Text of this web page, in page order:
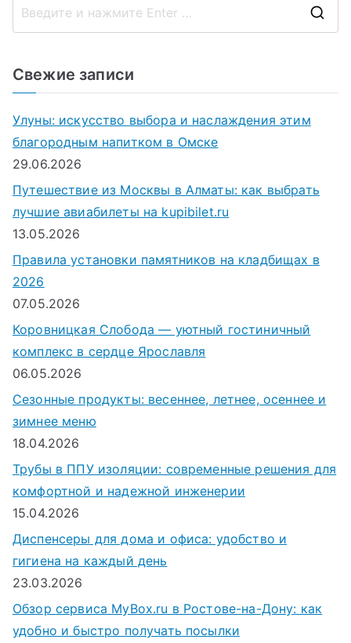
Свежие записи
Улуны: искусство выбора и наслаждения этим
благородным напитком в Омске
29.06.2026
Путешествие из Москвы в Алматы: как выбрать
лучшие авиабилеты на kupibilet.ru
13.05.2026
Правила установки памятников на кладбищах в
2026
07.05.2026
Коровницкая Слобода — уютный гостиничный
комплекс в сердце Ярославля
06.05.2026
Сезонные продукты: весеннее, летнее, осеннее и
зимнее меню
18.04.2026
Трубы в ППУ изоляции: современные решения для
комфортной и надежной инженерии
15.04.2026
Диспенсеры для дома и офиса: удобство и
гигиена на каждый день
23.03.2026
Обзор сервиса MyBox.ru в Ростове-на-Дону: как
удобно и быстро получать посылки